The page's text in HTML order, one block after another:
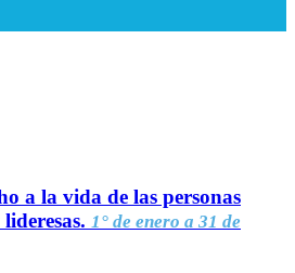
a la vida de las personas
1° de enero a 31 de